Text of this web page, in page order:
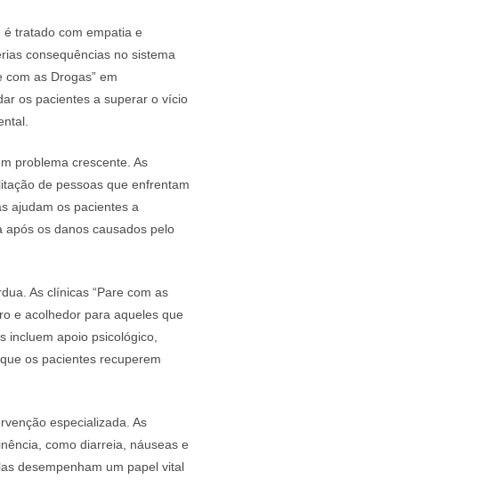
tratado com empatia e
consequências no sistema
as Drogas” em
os pacientes a superar o vício
problema crescente. As
de pessoas que enfrentam
ajudam os pacientes a
os danos causados pelo
As clínicas “Pare com as
e acolhedor para aqueles que
incluem apoio psicológico,
os pacientes recuperem
especializada. As
como diarreia, náuseas e
desempenham um papel vital